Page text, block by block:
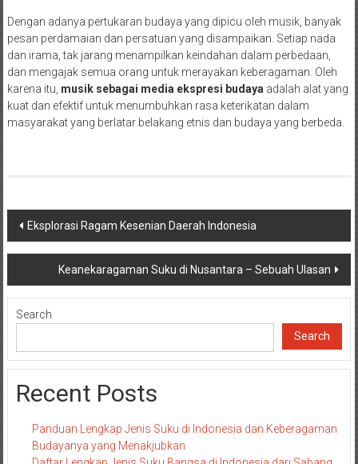
Dengan adanya pertukaran budaya yang dipicu oleh musik, banyak
pesan perdamaian dan persatuan yang disampaikan. Setiap nada
dan irama, tak jarang menampilkan keindahan dalam perbedaan,
dan mengajak semua orang untuk merayakan keberagaman. Oleh
karena itu, musik sebagai media ekspresi budaya adalah alat yang
kuat dan efektif untuk menumbuhkan rasa keterikatan dalam
masyarakat yang berlatar belakang etnis dan budaya yang berbeda.
Post
navigation
Eksplorasi Ragam Kesenian Daerah Indonesia
Keanekaragaman Suku di Nusantara – Sebuah Ulasan
Search
Search
Recent Posts
Panduan Lengkap Jenis Suku di Indonesia dan Keberagaman
Budayanya yang Menakjubkan